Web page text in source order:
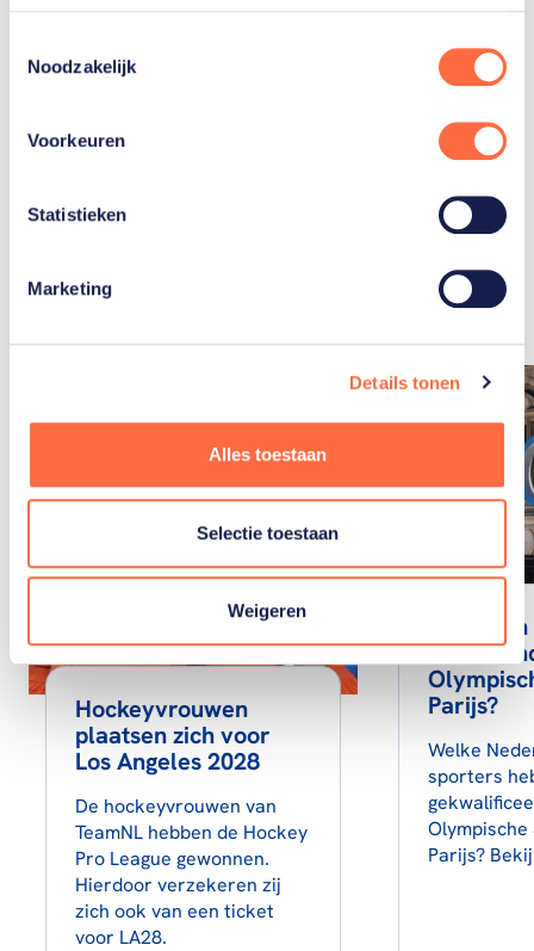
Noodzakelijk
Voorkeuren
Statistieken
Marketing
Details tonen
Alles toestaan
Selectie toestaan
Weigeren
artikelen
Toon alle
Hockeyvrouwen
plaatsen zich voor
Los Angeles 2028
De hockeyvrouwen van
TeamNL hebben de Hockey
Pro League gewonnen.
Hierdoor verzekeren zij
zich ook van een ticket
voor LA28.
Wie
Parijs?
Welke
sporters
Olympische
Parijs?